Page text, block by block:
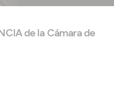
de la Cámara de